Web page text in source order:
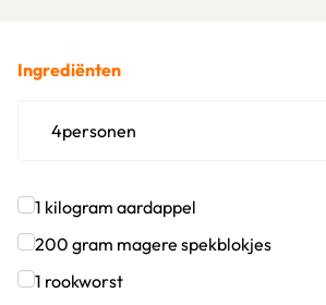
Ingrediënten
4personen
1 kilogram aardappel
Klik om dit selectievakje aan te vinken
200 gram magere spekblokjes
Klik om dit selectievakje aan te vinken
1 rookworst